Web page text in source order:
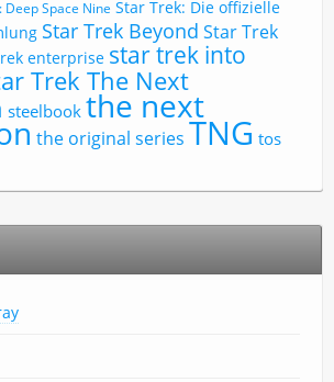
Deep Space Nine Star Trek: Die offizielle
Star Trek Beyond Star Trek
enterprise star trek into
Trek The Next
steelbook the next
the original series TNG tos